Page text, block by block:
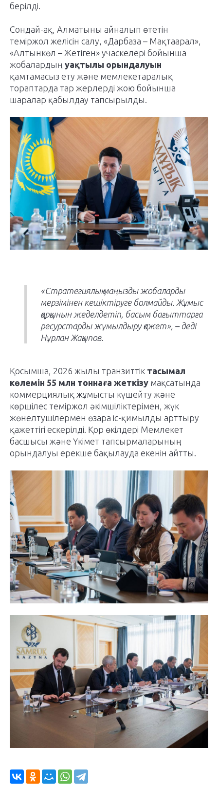
берілді.
Сондай-ақ, Алматыны айналып өтетін
теміржол желісін салу, «Дарбаза – Мақтаарал»,
«Алтынкөл – Жетіген» учаскелері бойынша
жобалардың уақтылы орындалуын
қамтамасыз ету және мемлекетаралық
тораптарда тар жерлерді жою бойынша
шаралар қабылдау тапсырылды.
«Стратегиялық маңызды жобаларды
мерзімінен кешіктіруге болмайды. Жұмыс
қарқынын жеделдетіп, басым бағыттарға
ресурстарды жұмылдыру қажет», – деді
Нұрлан Жақыпов.
Қосымша, 2026 жылы транзиттік тасымал
көлемін 55 млн тоннаға жеткізу мақсатында
коммерциялық жұмысты күшейту және
көршілес теміржол әкімшіліктерімен, жүк
жөнелтушілермен өзара іс-қимылды арттыру
қажеттігі ескерілді. Қор өкілдері Мемлекет
басшысы және Үкімет тапсырмаларының
орындалуы ерекше бақылауда екенін айтты.